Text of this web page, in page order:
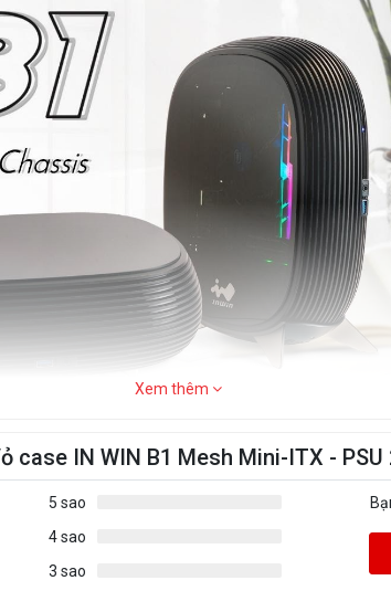
Xem thêm
case IN WIN B1 Mesh Mini-ITX - PSU
5 sao
4 sao
3 sao